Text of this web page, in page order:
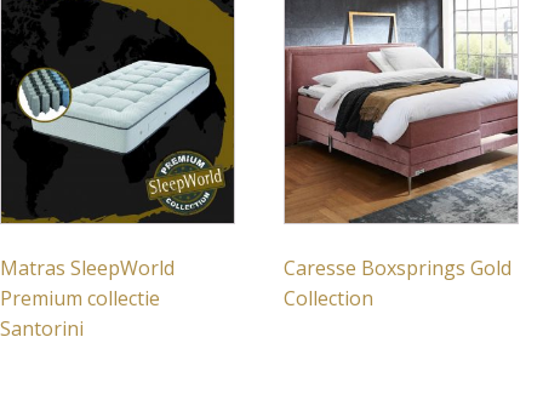
Matras SleepWorld
Premium collectie
Santorini
Caresse Boxsprings Gold
Collection